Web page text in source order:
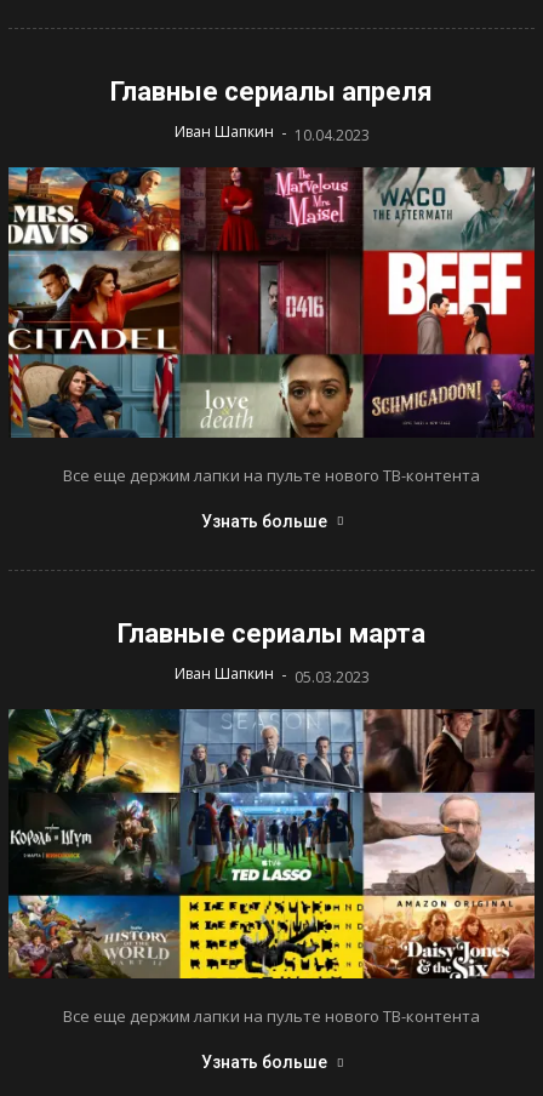
Главные сериалы апреля
Иван Шапкин - 10.04.2023
Все еще держим лапки на пульте нового ТВ-контента
Узнать больше
Главные сериалы марта
Иван Шапкин - 05.03.2023
Все еще держим лапки на пульте нового ТВ-контента
Узнать больше